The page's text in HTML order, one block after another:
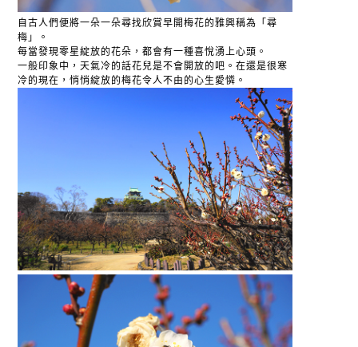
自古人們便將一朵一朵尋找欣賞早開梅花的雅興稱為「尋
梅」。
每當發現零星綻放的花朵，都會有一種喜悅湧上心頭。
一般印象中，天氣冷的話花兒是不會開放的吧。在還是很寒
冷的現在，悄悄綻放的梅花令人不由的心生愛憐。